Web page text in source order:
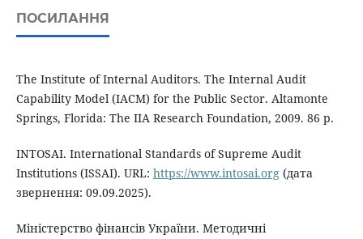
ПОСИЛАННЯ
The Institute of Internal Auditors. The Internal Audit
Capability Model (IACM) for the Public Sector. Altamonte
Springs, Florida: The IIA Research Foundation, 2009. 86 p.
INTOSAI. International Standards of Supreme Audit
Institutions (ISSAI). URL: https://www.intosai.org(дата
звернення: 09.09.2025).
Міністерство фінансів України. Методичні